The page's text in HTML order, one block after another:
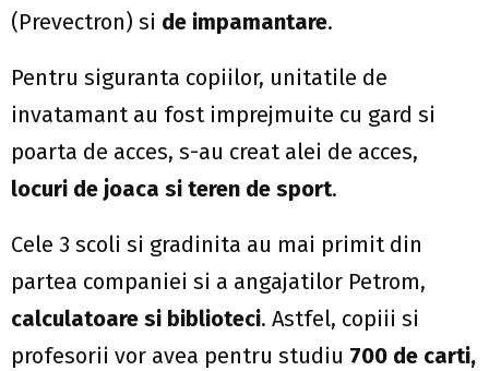
(Prevectron) si de impamantare.
Pentru siguranta copiilor, unitatile de
invatamant au fost imprejmuite cu gard si
poarta de acces, s-au creat alei de acces,
locuri de joaca si teren de sport.
Cele 3 scoli si gradinita au mai primit din
partea companiei si a angajatilor Petrom,
calculatoare si biblioteci. Astfel, copiii si
profesorii vor avea pentru studiu 700 de carti,